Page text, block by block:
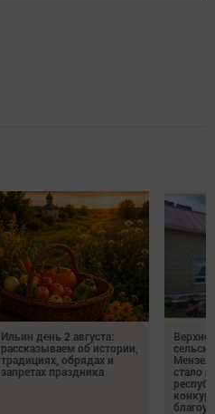
Ильин день 2 августа:
рассказываем об истории,
традициях, обрядах и
запретах праздника
стало